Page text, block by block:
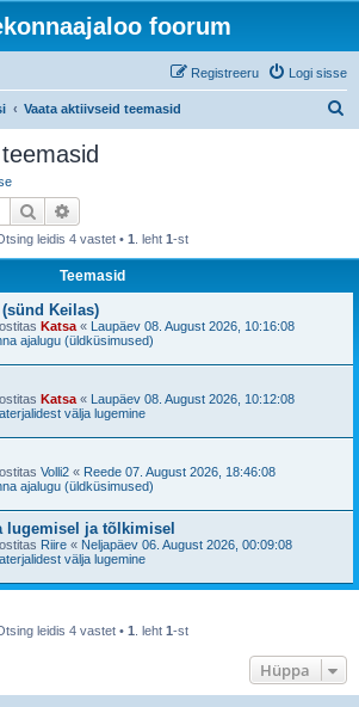
foorum
Logi sisse
Registreeru
Vaata aktiivseid teemasid
Otsi
leidis 4 vastet • 1 . leht 1-st
Teemasid
Keilas)
Katsa « Laupäev 08. August 2026, 10:16:08
ajalugu (üldküsimused)
Katsa « Laupäev 08. August 2026, 10:12:08
välja lugemine
Volli2 « Reede 07. August 2026, 18:46:08
ajalugu (üldküsimused)
lugemisel ja tõlkimisel
Riire « Neljapäev 06. August 2026, 00:09:08
välja lugemine
leidis 4 vastet • 1 . leht 1-st
Hüppa